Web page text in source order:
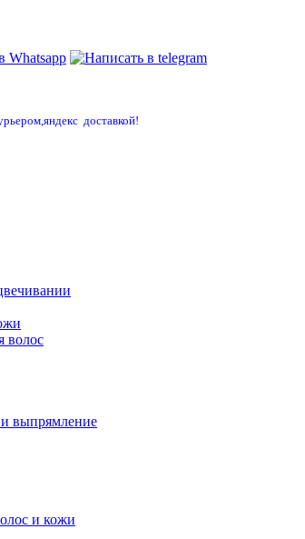
яндекс доставкой!
волос
и выпрямление
и кожи